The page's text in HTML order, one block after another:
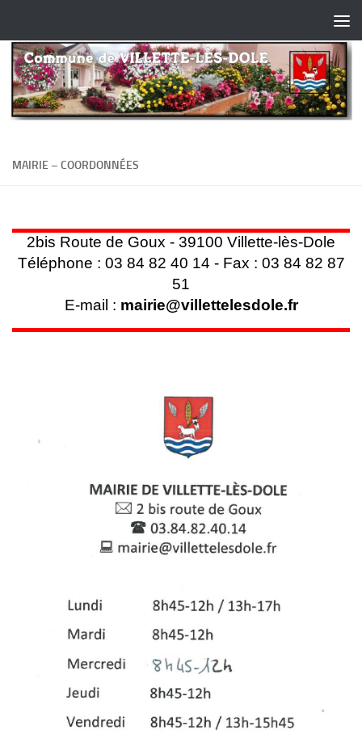
MAIRIE – COORDONNÉES
2bis Route de Goux - 39100 Villette-lès-Dole
Téléphone : 03 84 82 40 14 - Fax : 03 84 82 87
51
E-mail : mairie@villettelesdole.fr